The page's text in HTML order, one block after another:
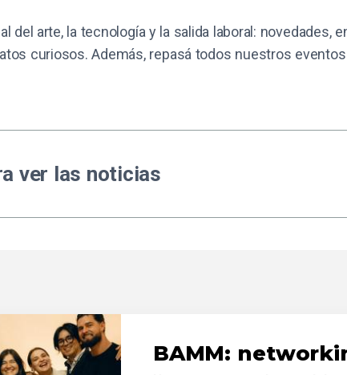
del arte, la tecnología y la salida laboral: novedades,
curiosos. Además, repasá todos nuestros
ver las noticias
BAMM: